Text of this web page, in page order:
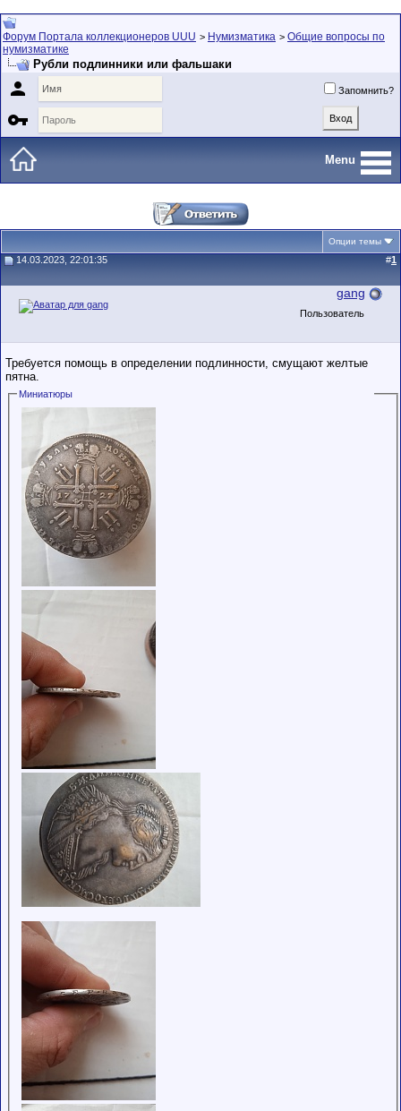
Форум Портала коллекционеров UUU > Нумизматика > Общие вопросы по
нумизматике
Рубли подлинники или фальшаки
 Запомнить?

Menu
Опции темы
14.03.2023, 22:01:35 #1
gang
Пользователь
Требуется помощь в определении подлинности, смущают желтые
пятна.
Миниатюры